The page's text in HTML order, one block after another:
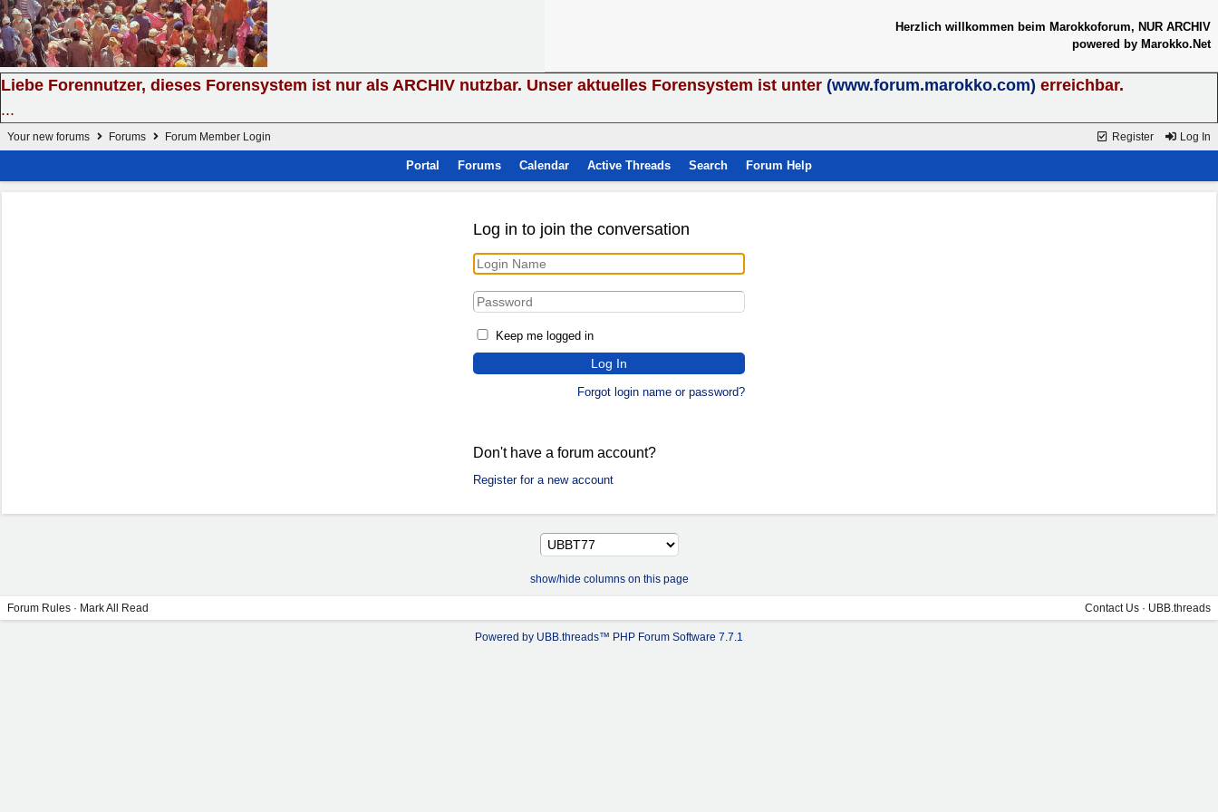
Herzlich willkommen beim Marokkoforum, NUR ARCHIV
powered by Marokko.Net
Liebe Forennutzer, dieses Forensystem ist nur als ARCHIV nutzbar. Unser aktuelles Forensystem ist unter (www.forum.marokko.com) erreichbar.
...
Register Log In
Your new forums Forums Forum Member Login
Portal Forums Calendar Active Threads Search Forum Help
Log in to join the conversation
Keep me logged in
Forgot login name or password?
Don't have a forum account?
Register for a new account
show/hide columns on this page
Forum Rules · Mark All Read Contact Us · UBB.threads
Powered by UBB.threads™ PHP Forum Software 7.7.1